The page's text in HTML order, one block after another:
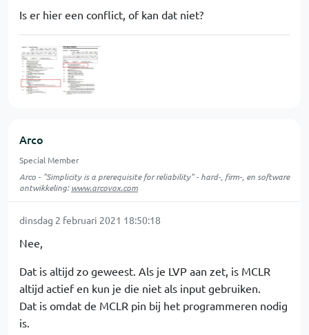
Is er hier een conflict, of kan dat niet?
Arco
Special Member
Arco - "Simplicity is a prerequisite for reliability" - hard-, firm-, en software
ontwikkeling:www.arcovox.com
dinsdag 2 februari 2021 18:50:18
Nee,
Dat is altijd zo geweest. Als je LVP aan zet, is MCLR
altijd actief en kun je die niet als input gebruiken.
Dat is omdat de MCLR pin bij het programmeren nodig
is.